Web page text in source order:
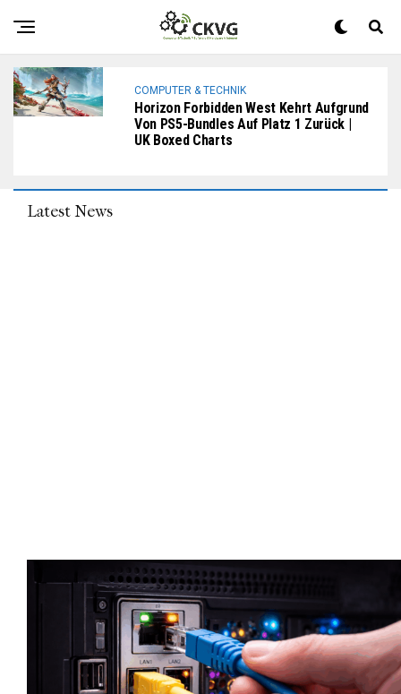
Horizon: Forbidden West Nimmt Wieder Platz 1 Ein | UK
Boxed Charts
COMPUTER & TECHNIK
Horizon Forbidden West Kehrt Aufgrund
Von PS5-Bundles Auf Platz 1 Zurück |
UK Boxed Charts
Latest News